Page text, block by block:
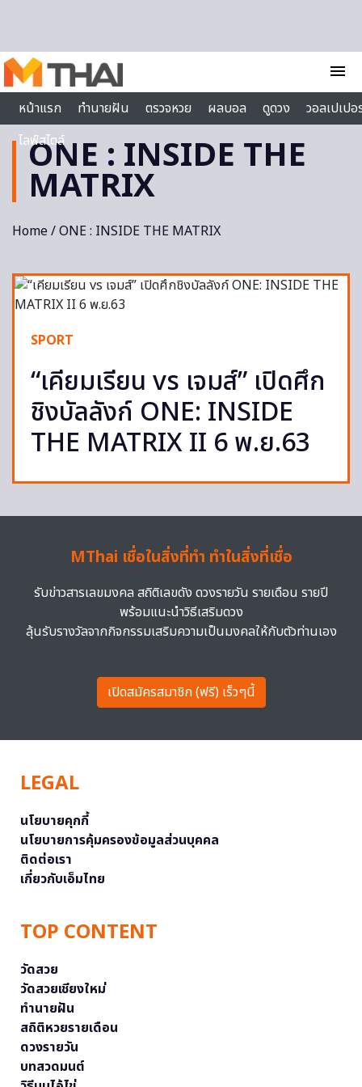
menu
หน้าแรก
ทำนายฝัน ตรวจหวย ผลบอล ดูดวง
วอลเปเป
ไลฟ์สไตล์
ONE : INSIDE THE
MATRIX
Home/ ONE : INSIDE THE MATRIX
SPORT
“เคียมเรียน vs เจมส์” เปิดศึก
ชิงบัลลังก์ ONE: INSIDE
THE MATRIX II 6 พ.ย.63
MThai เชื่อในสิ่งที่ทำ ทำในสิ่งที่เชื่อ
รับข่าวสารเลขมงคล สถิติเลขดัง ดวงรายวัน รายเดือน รายปี
พร้อมแนะนำวิธีเสริมดวง
ลุ้นรับรางวัลจากกิจกรรมเสริมความเป็นมงคลให้กับตัวท่านเอง
เปิดสมัครสมาชิก (ฟรี) เร็วๆนี้
LEGAL
นโยบายคุกกี้
นโยบายการคุ้มครองข้อมูลส่วนบุคคล
ติดต่อเรา
เกี่ยวกับเอ็มไทย
TOP CONTENT
วัดสวย
วัดสวยเชียงใหม่
ทำนายฝัน
สถิติหวยรายเดือน
ดวงรายวัน
บทสวดมนต์